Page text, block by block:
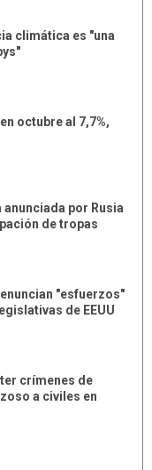
climática es "una
octubre al 7,7%,
por Rusia
de tropas
"esfuerzos"
de EEUU
crímenes de
a civiles en